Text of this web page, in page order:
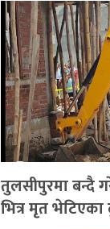
तुलसीपुरमा बन्दै
भित्र मृत